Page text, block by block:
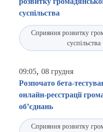
суспільства
Сприяння розвитку
суспільства
09:05, 08 грудня
Розпочато бета-
онлайн-реєстрації
об’єднань
Сприяння розвитку